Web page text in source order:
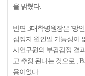
을 밝혔다.
반면 B대학병원장은 '망
심정지 원인일 가능성이
사연구원의 부검감정 결
고 추정 된다는 것으로 ,
용이었다.